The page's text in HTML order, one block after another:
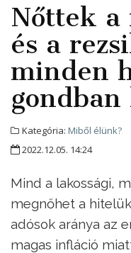
Nőttek a
és a
minden
Kategória: Miből élünk?
2022.12.05. 14:24
Mind a lakossági,
megnőhet a
adósok aránya az
magas infláció